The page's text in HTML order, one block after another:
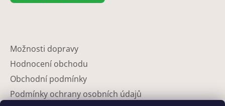
Možnosti dopravy
Hodnocení obchodu
Obchodní podmínky
Podmínky ochrany osobních údajů